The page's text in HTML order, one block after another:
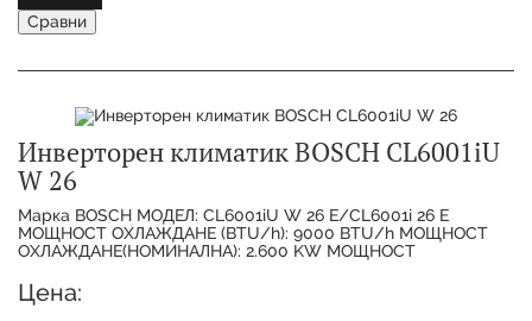
Сравни
Инверторен климатик BOSCH CL6001iU
W 26
Марка BOSCH МОДЕЛ: CL6001iU W 26 E/CL6001i 26 E
МОЩНОСТ ОХЛАЖДАНЕ (BTU/h): 9000 BTU/h МОЩНОСТ
ОХЛАЖДАНЕ(НОМИНАЛНА): 2.600 KW МОЩНОСТ
Цена: